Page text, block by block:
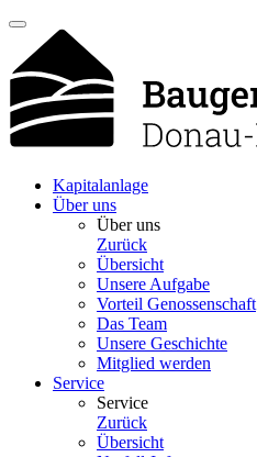
Kapitalanlage
Über uns
Über uns
Zurück
Übersicht
Unsere Aufgabe
Vorteil Genossenschaft
Das Team
Unsere Geschichte
Mitglied werden
Service
Service
Zurück
Übersicht